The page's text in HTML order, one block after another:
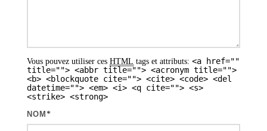
Vous pouvez utiliser ces HTML tags et attributs: <a href=""
title=""> <abbr title=""> <acronym title="">
<b> <blockquote cite=""> <cite> <code> <del
datetime=""> <em> <i> <q cite=""> <s>
<strike> <strong>
NOM *